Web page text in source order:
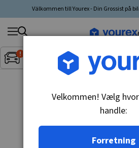
Välkommen till Yourex - Din Grossist på
Inget fordon valt▼
Søg
produkt,
producent,
Velkommen! Vælg
handle:
Forretning